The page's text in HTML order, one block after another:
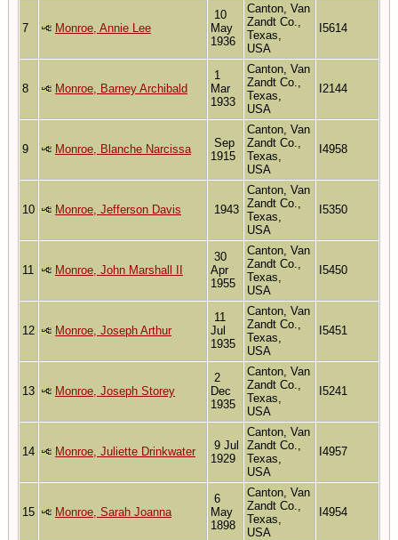
7 Monroe, Annie Lee
10
May
1936
Canton, Van
Zandt Co.,
Texas,
USA
I5614
8 Monroe, Barney Archibald
1
Mar
1933
Canton, Van
Zandt Co.,
Texas,
USA
I2144
9 Monroe, Blanche Narcissa
Sep
1915
Canton, Van
Zandt Co.,
Texas,
USA
I4958
10 Monroe, Jefferson Davis 1943
Canton, Van
Zandt Co.,
Texas,
USA
I5350
11 Monroe, John Marshall II
30
Apr
1955
Canton, Van
Zandt Co.,
Texas,
USA
I5450
12 Monroe, Joseph Arthur
11
Jul
1935
Canton, Van
Zandt Co.,
Texas,
USA
I5451
13 Monroe, Joseph Storey
2
Dec
1935
Canton, Van
Zandt Co.,
Texas,
USA
I5241
14 Monroe, Juliette Drinkwater
9 Jul
1929
Canton, Van
Zandt Co.,
Texas,
USA
I4957
15 Monroe, Sarah Joanna
6
May
1898
Canton, Van
Zandt Co.,
Texas,
USA
I4954